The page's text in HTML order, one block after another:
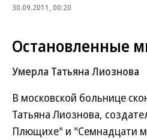
30.09.2011, 00:20
Остановленные
Умерла Татьяна Лиознова
В московской больнице
Татьяна Лиознова,
Плющихе" и "Семнадцати